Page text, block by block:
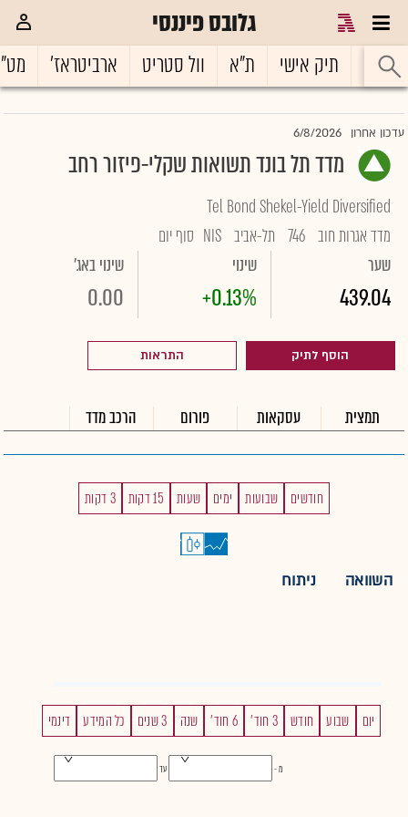
גלובס פיננסי
ראשי תיק אישי ת"א וול סטריט ארביטראז'
עדכון אחרון 6/8/2026
מדד תל בונד תשואות שקלי-פיזור רחב
Tel Bond Shekel-Yield Diversified
מדד אגרות חוב 746 תל-אביב NIS סוף יום
שער
439.04
שינוי
+0.13%
שינוי באג'
0.00
הוסף לתיק התראות
תמצית עסקאות פורום הרכב מדד
חודשים שבועות ימים שעות 15 דקות 3 דקות
השוואה ניתוח
יום שבוע חודש 3 חוד' 6 חוד' שנה 3 שנים כל המידע דינמי
מ - עד